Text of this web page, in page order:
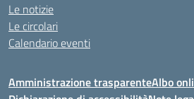
Le notizie
Le circolari
Calendario eventi
Amministrazione trasparenteAlbo